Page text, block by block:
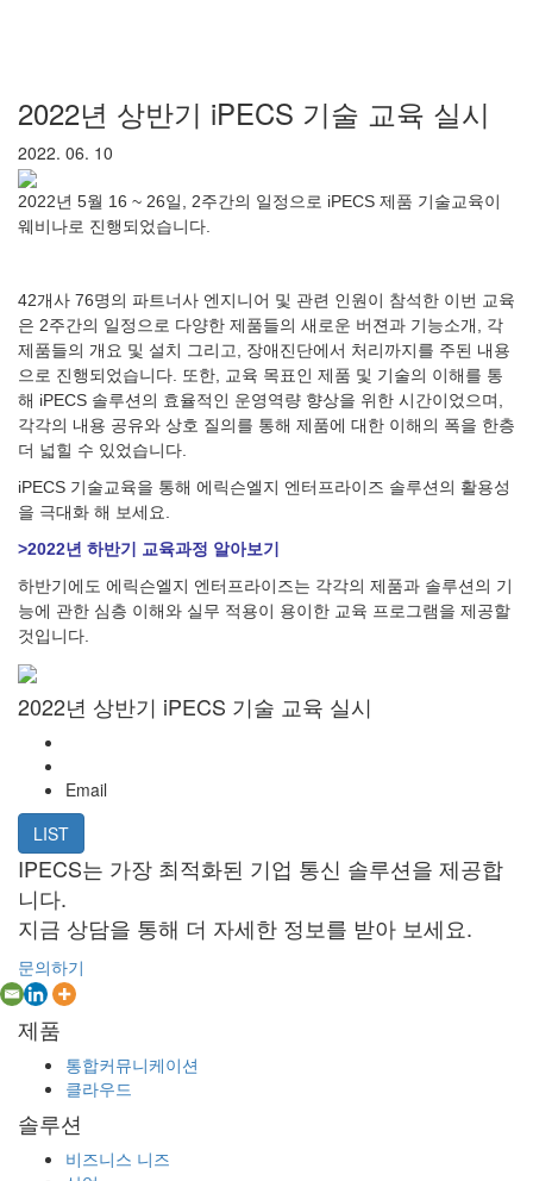
2022년 상반기 iPECS 기술 교육 실시
2022. 06. 10
2022년 5월 16 ~ 26일, 2주간의 일정으로 iPECS 제품 기술교육이
웨비나로 진행되었습니다.
42개사 76명의 파트너사 엔지니어 및 관련 인원이 참석한 이번 교육
은 2주간의 일정으로 다양한 제품들의 새로운 버젼과 기능소개, 각
제품들의 개요 및 설치 그리고, 장애진단에서 처리까지를 주된 내용
으로 진행되었습니다. 또한, 교육 목표인 제품 및 기술의 이해를 통
해 iPECS 솔루션의 효율적인 운영역량 향상을 위한 시간이었으며,
각각의 내용 공유와 상호 질의를 통해 제품에 대한 이해의 폭을 한층
더 넓힐 수 있었습니다.
iPECS 기술교육을 통해 에릭슨엘지 엔터프라이즈 솔루션의 활용성
을 극대화 해 보세요.
>2022년 하반기 교육과정 알아보기
하반기에도 에릭슨엘지 엔터프라이즈는 각각의 제품과 솔루션의 기
능에 관한 심층 이해와 실무 적용이 용이한 교육 프로그램을 제공할
것입니다.
2022년 상반기 iPECS 기술 교육 실시
Email
LIST
IPECS는 가장 최적화된 기업 통신 솔루션을 제공합
니다.
지금 상담을 통해 더 자세한 정보를 받아 보세요.
문의하기
제품
통합커뮤니케이션
클라우드
솔루션
비즈니스 니즈